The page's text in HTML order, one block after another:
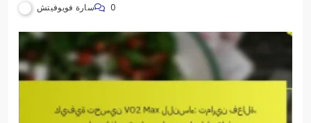
سارة فويوفيتش 0